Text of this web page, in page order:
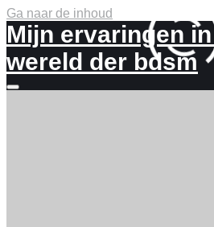
Ga naar de inhoud
Mijn ervaringen
wereld der bdsm
Meer